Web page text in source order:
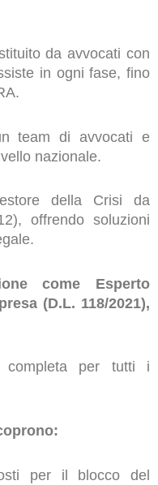
da avvocati con
in ogni fase, fino
team di avvocati e
nazionale.
della Crisi da
offrendo soluzioni
come Esperto
(D.L. 118/2021),
completa per tutti i
per il blocco del